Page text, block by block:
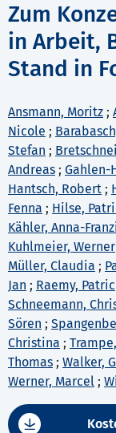
Zum
in Arbeit,
Stand in
Ansmann, Moritz ;
Nicole ;
Stefan ;
Andreas ; Gahlen-
Hantsch, Robert ;
Fenna ; Hilse,
Kähler, Anna-
Kuhlmeier, Werner
Müller, Claudia ;
Jan ; Raemy, Patric
Schneemann,
Sören ;
Christina ;
Thomas ; Walker,
Werner, Marcel ;